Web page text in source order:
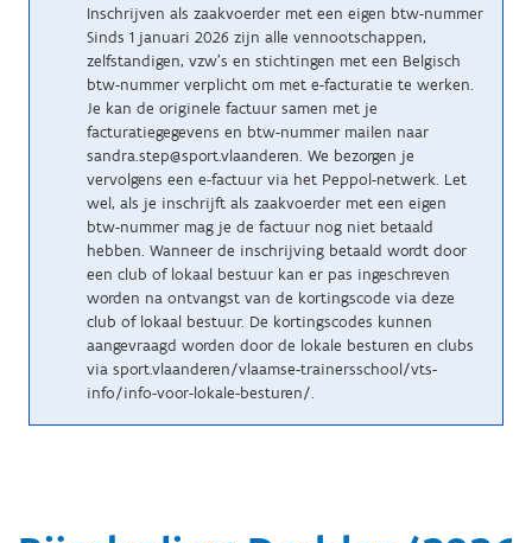
Inschrijven als zaakvoerder met een eigen btw-nummer
Sinds 1 januari 2026 zijn alle vennootschappen,
zelfstandigen, vzw’s en stichtingen met een Belgisch
btw-nummer verplicht om met e-facturatie te werken.
Je kan de originele factuur samen met je
facturatiegegevens en btw-nummer mailen naar
sandra.step@sport.vlaanderen. We bezorgen je
vervolgens een e-factuur via het Peppol-netwerk. Let
wel, als je inschrijft als zaakvoerder met een eigen
btw-nummer mag je de factuur nog niet betaald
hebben. Wanneer de inschrijving betaald wordt door
een club of lokaal bestuur kan er pas ingeschreven
worden na ontvangst van de kortingscode via deze
club of lokaal bestuur. De kortingscodes kunnen
aangevraagd worden door de lokale besturen en clubs
via sport.vlaanderen/vlaamse-trainersschool/vts-
info/info-voor-lokale-besturen/.